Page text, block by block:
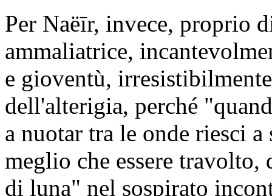
Per Naëīr, invece, proprio
ammaliatrice,
e gioventù,
dell'alterigia, perché
a nuotar tra le onde riesci
meglio che essere
di luna" nel sospirato